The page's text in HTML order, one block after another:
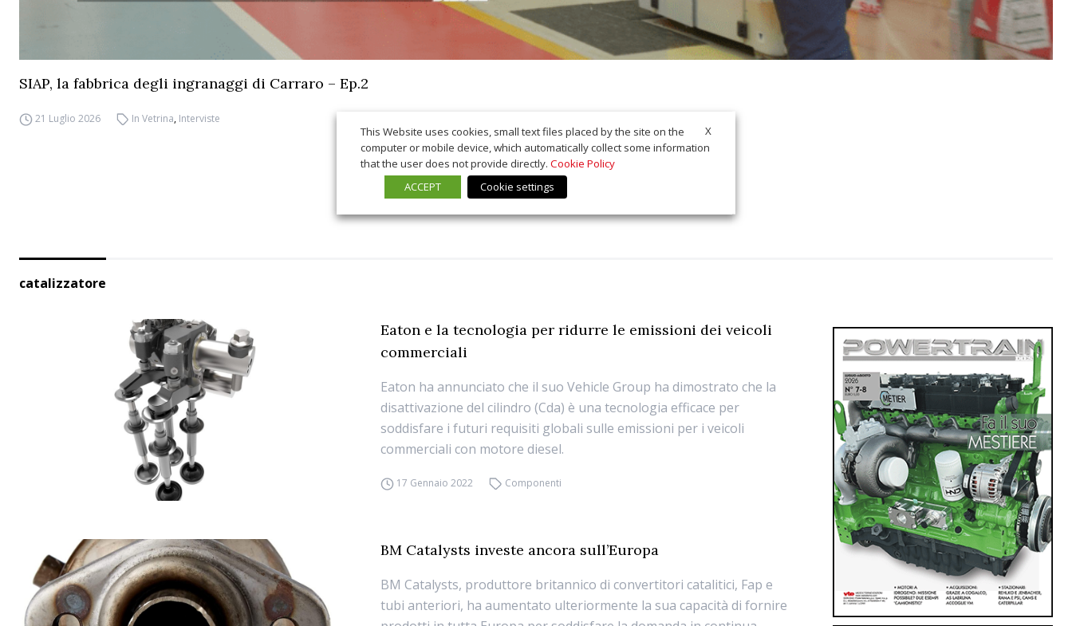
SIAP, la fabbrica degli ingranaggi di Carraro – Ep.2
21 Luglio 2026 In Vetrina, Interviste
catalizzatore
Eaton e la tecnologia per ridurre le emissioni dei veicoli
commerciali
Eaton ha annunciato che il suo Vehicle Group ha dimostrato che la
disattivazione del cilindro (Cda) è una tecnologia efficace per
soddisfare i futuri requisiti globali sulle emissioni per i veicoli
commerciali con motore diesel.
17 Gennaio 2022 Componenti
BM Catalysts investe ancora sull’Europa
BM Catalysts, produttore britannico di convertitori catalitici, Fap e
tubi anteriori, ha aumentato ulteriormente la sua capacità di fornire
X
This Website uses cookies, small text files placed by the site on the
computer or mobile device, which automatically collect some information
that the user does not provide directly. Cookie Policy
ACCEPT
Cookie settings